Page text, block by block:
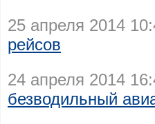
25 апреля 2014
рейсов
24 апреля 2014
безводильный